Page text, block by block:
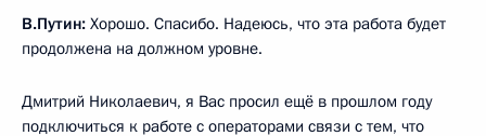
В.Путин: Хорошо. Спасибо. Надеюсь, что эта работа будет
продолжена на должном уровне.
Дмитрий Николаевич, я Вас просил ещё в прошлом году
подключиться к работе с операторами связи с тем, что